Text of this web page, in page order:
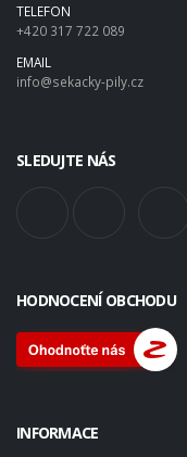
TELEFON
+420 317 722 089
EMAIL
info@sekacky-pily.cz
SLEDUJTE NÁS
HODNOCENÍ OBCHODU
INFORMACE